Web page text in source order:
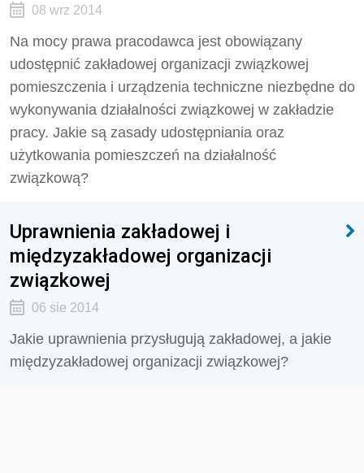
08 wrz 2014
Na mocy prawa pracodawca jest obowiązany
udostępnić zakładowej organizacji związkowej
pomieszczenia i urządzenia techniczne niezbędne do
wykonywania działalności związkowej w zakładzie
pracy. Jakie są zasady udostępniania oraz
użytkowania pomieszczeń na działalność
związkową?
Uprawnienia zakładowej i
międzyzakładowej organizacji
związkowej
06 sie 2014
Jakie uprawnienia przysługują zakładowej, a jakie
międzyzakładowej organizacji związkowej?